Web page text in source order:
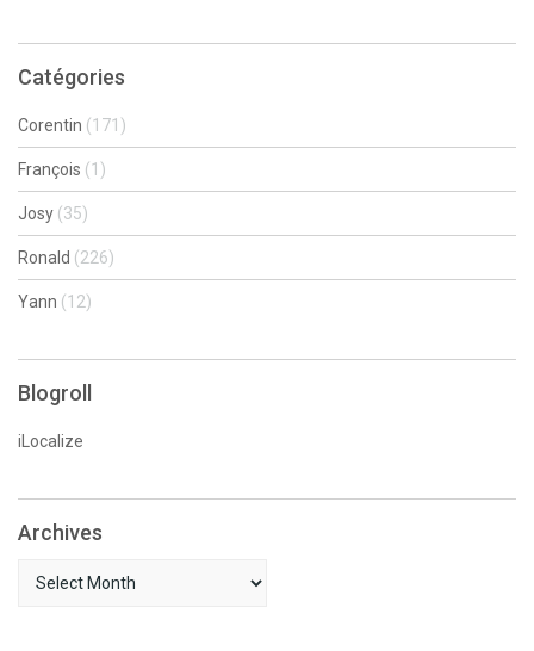
Catégories
Corentin (171)
François (1)
Josy (35)
Ronald (226)
Yann (12)
Blogroll
iLocalize
Archives